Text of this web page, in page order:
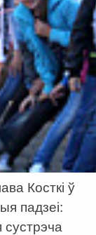
Косткi ў
падзеi: